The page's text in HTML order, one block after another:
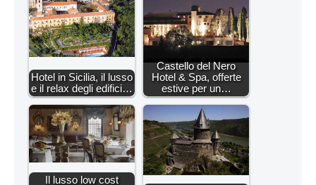
Hotel in Sicilia, il lusso
e il relax degli edifici…
Castello del Nero
Hotel & Spa, offerte
estive per un…
Il lusso low cost